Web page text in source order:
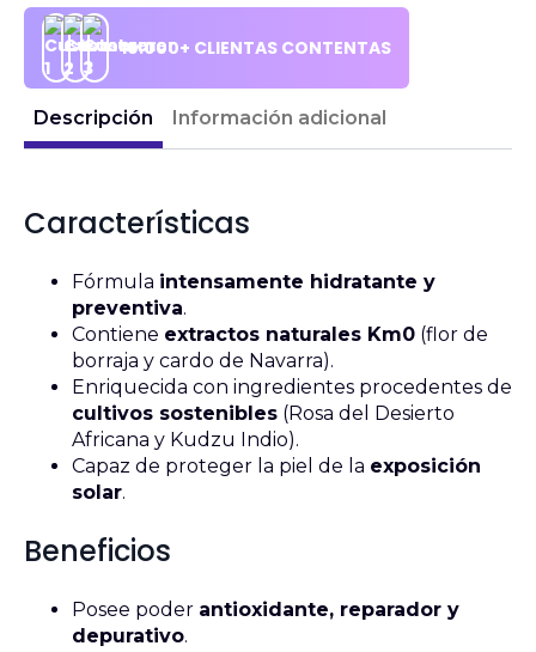
Cream
cantidad
10.000+ CLIENTAS CONTENTAS
Descripción Información adicional
Características
Fórmula intensamente hidratante y
preventiva.
Contiene extractos naturales Km0 (flor de
borraja y cardo de Navarra).
Enriquecida con ingredientes procedentes de
cultivos sostenibles (Rosa del Desierto
Africana y Kudzu Indio).
Capaz de proteger la piel de la exposición
solar.
Beneficios
Posee poder antioxidante, reparador y
depurativo.